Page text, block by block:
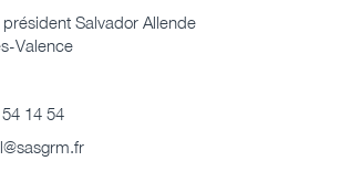
Salvador Allende
Valence
14 54